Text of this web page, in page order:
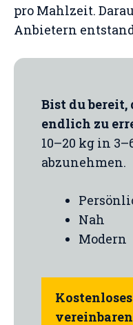
pro Mahlzeit.
Anbietern
Bist du bereit,
endlich zu
10–20 kg in
abzunehmen.
Nah
Modern
vereinbaren